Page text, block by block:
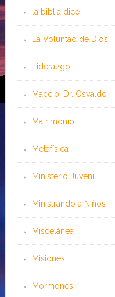
la biblia dice
La Voluntad de Dios
Liderazgo
Maccio, Dr. Osvaldo
Matrimonio
Metafísica
Ministerio Juvenil
Ministrando a Niños
Miscelánea
Misiones
Mormones